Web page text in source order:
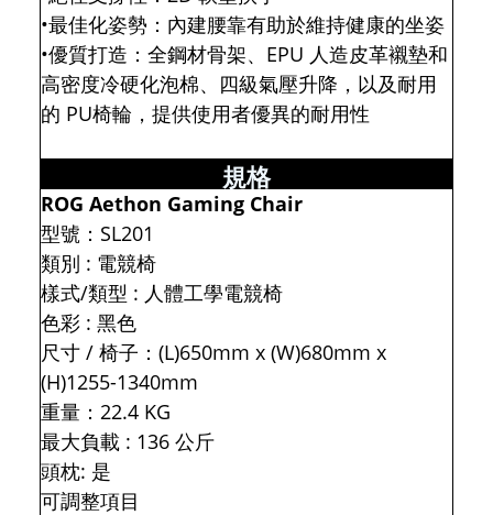
•最佳化姿勢：內建腰靠有助於維持健康的坐姿
•優質打造：全鋼材骨架、EPU 人造皮革襯墊和
高密度冷硬化泡棉、四級氣壓升降，以及耐用
的 PU椅輪，提供使用者優異的耐用性
規格
ROG Aethon Gaming Chair
型號：SL201
類別 : 電競椅
樣式/類型 : 人體工學電競椅
色彩 : 黑色
尺寸 / 椅子：(L)650mm x (W)680mm x
(H)1255-1340mm
重量：22.4 KG
最大負載 : 136 公斤
頭枕: 是
可調整項目